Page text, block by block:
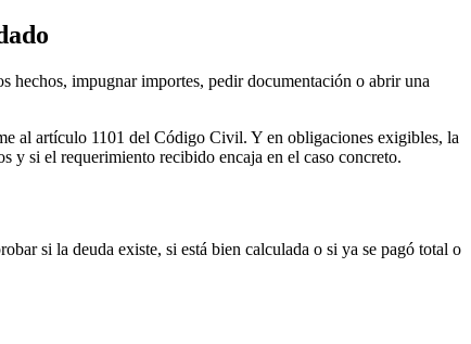
hechos, impugnar importes, pedir documentación o abrir una
al artículo 1101 del Código Civil. Y en obligaciones exigibles, la
y si el requerimiento recibido encaja en el caso concreto.
si la deuda existe, si está bien calculada o si ya se pagó total o